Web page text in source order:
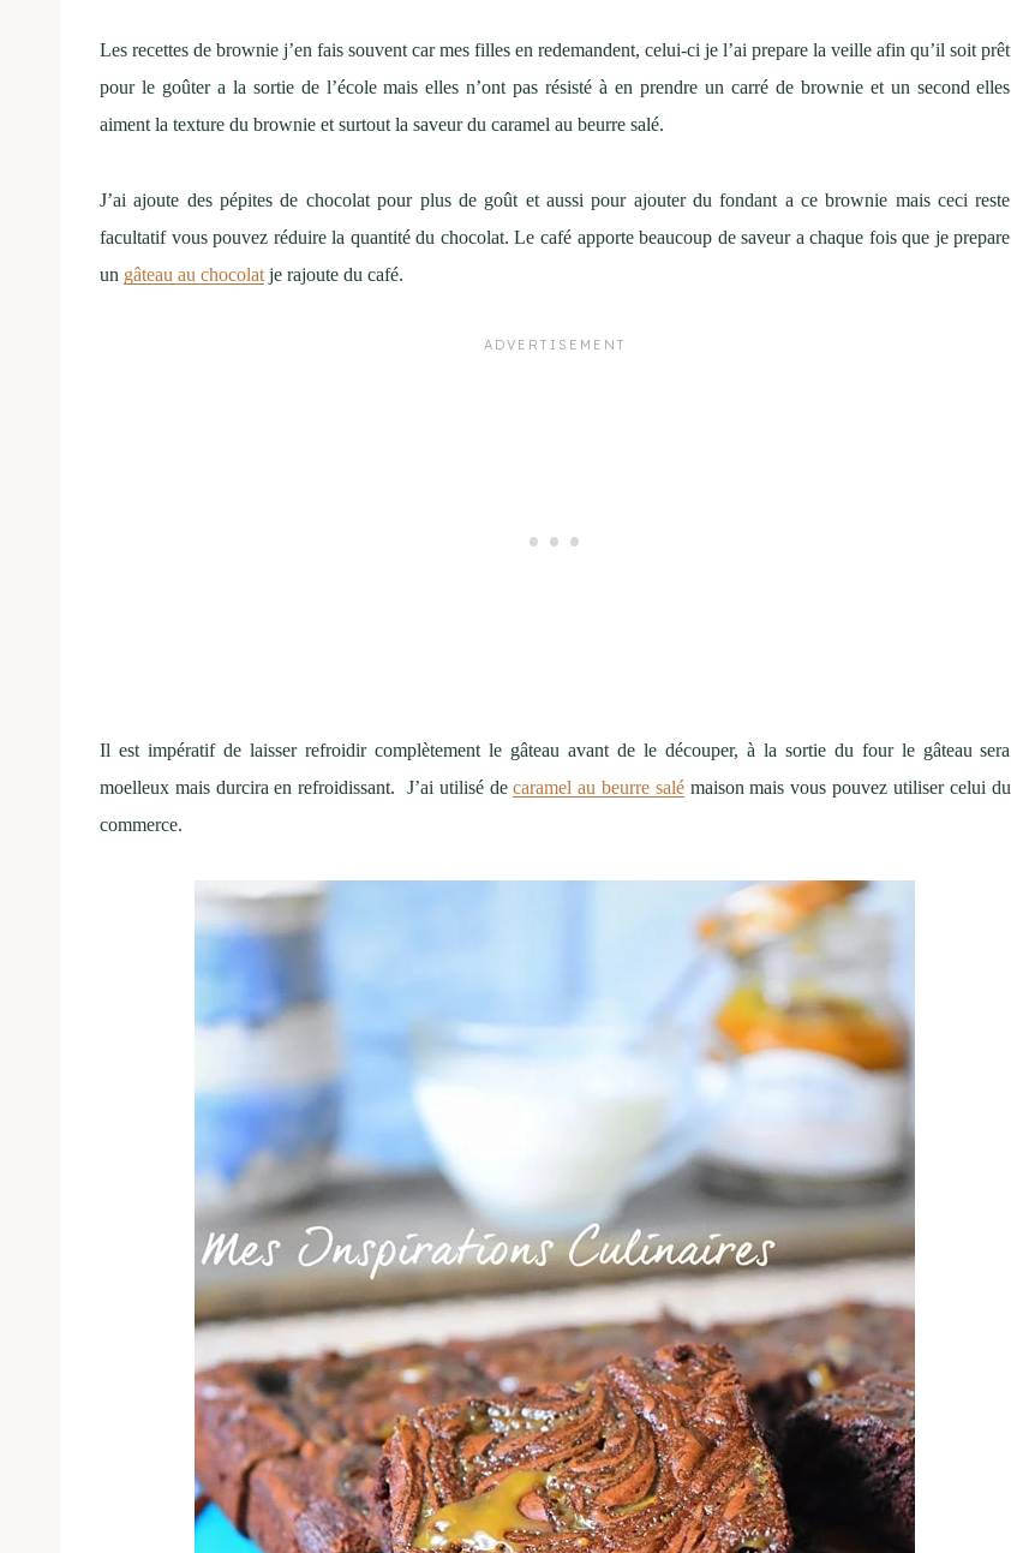
Les recettes de brownie j’en fais souvent car mes filles en redemandent, celui-ci je l’ai prepare la veille afin qu’il soit prêt
pour le goûter a la sortie de l’école mais elles n’ont pas résisté à en prendre un carré de brownie et un second elles
aiment la texture du brownie et surtout la saveur du caramel au beurre salé.
J’ai ajoute des pépites de chocolat pour plus de goût et aussi pour ajouter du fondant a ce brownie mais ceci reste
facultatif vous pouvez réduire la quantité du chocolat. Le café apporte beaucoup de saveur a chaque fois que je prepare
un gâteau au chocolat je rajoute du café.
Il est impératif de laisser refroidir complètement le gâteau avant de le découper, à la sortie du four le gâteau sera
moelleux mais durcira en refroidissant. J’ai utilisé decaramel au beurre salémaison mais vous pouvez utiliser celui du
commerce.